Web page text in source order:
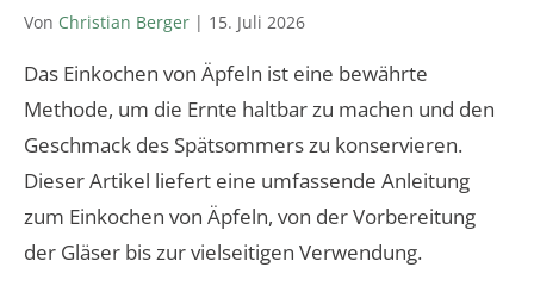
Von Christian Berger | 15. Juli 2026
Das Einkochen von Äpfeln ist eine bewährte
Methode, um die Ernte haltbar zu machen und den
Geschmack des Spätsommers zu konservieren.
Dieser Artikel liefert eine umfassende Anleitung
zum Einkochen von Äpfeln, von der Vorbereitung
der Gläser bis zur vielseitigen Verwendung.